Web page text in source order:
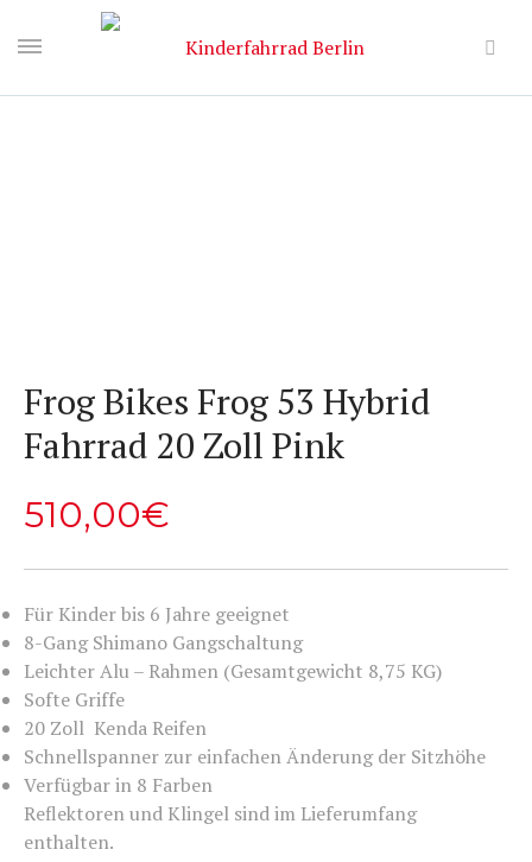
Frog Bikes Frog 53 Hybrid
Fahrrad 20 Zoll Pink
510,00€
Für Kinder bis 6 Jahre geeignet
8-Gang Shimano Gangschaltung
Leichter Alu – Rahmen (Gesamtgewicht 8,75 KG)
Softe Griffe
20 Zoll Kenda Reifen
Schnellspanner zur einfachen Änderung der Sitzhöhe
Verfügbar in 8 Farben
Reflektoren und Klingel sind im Lieferumfang
enthalten.